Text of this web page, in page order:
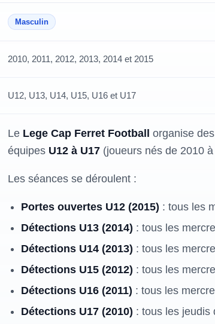
Masculin
2010, 2011, 2012, 2013, 2014 et 2015
U12, U13, U14, U15, U16 et U17
Le Lege Cap Ferret Football
organise
équipes U12 à U17 (joueurs nés de 2010
Les séances se déroulent :
Portes ouvertes U12 (2015) : tous les
Détections U13 (2014) : tous les
Détections U14 (2013) : tous les
Détections U15 (2012) : tous les
Détections U16 (2011) : tous les
Détections U17 (2010) : tous les jeudis